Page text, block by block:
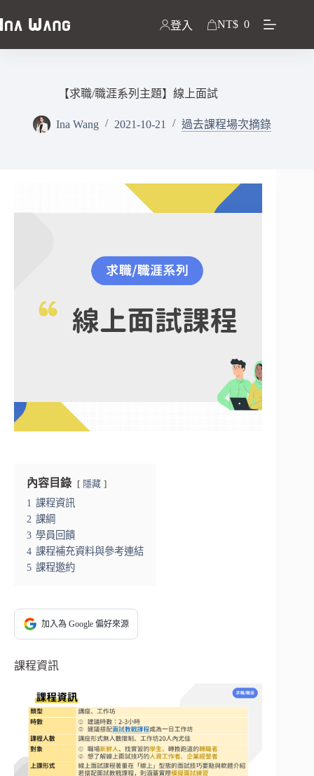
登入 NT$ 0
【求職/職涯系列主題】線上面試
Ina Wang 2021-10-21 過去課程場次摘錄
內容目錄 隱藏
1 課程資訊
2 課綱
3 學員回饋
4 課程補充資料與參考連結
5 課程邀約
加入為 Google 偏好來源
課程資訊